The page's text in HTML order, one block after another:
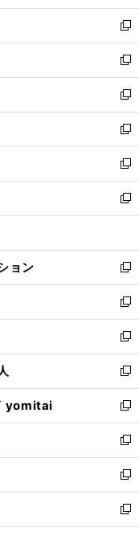
開
く
ウ
で
開
く
ン
ド
ウ
で
開
く
新
し
い
ウ
ィ
ン
ド
ウ
で
開
く
新
し
い
ウ
ィ
ン
ド
ウ
で
開
新
し
い
ウ
ィ
ン
ド
ウ
開
く
新
し
い
ウ
ィ
ン
ウ
で
開
く
新
し
い
ウ
ン
ド
ウ
で
開
く
新
し
ウ
ィ
ン
ド
ウ
で
開
く
ョン
新
し
い
ウ
ィ
ン
ド
ウ
で
開
く
新
し
い
ウ
ィ
ン
ド
ウ
で
開
く
新
し
い
ウ
ィ
ン
ド
ウ
で
開
く
新
し
い
ウ
ィ
ン
ド
ウ
で
開
yomitai
新
し
い
ウ
ィ
ン
ド
ウ
新
し
い
ウ
ィ
ン
新
し
い
ウ
新
し